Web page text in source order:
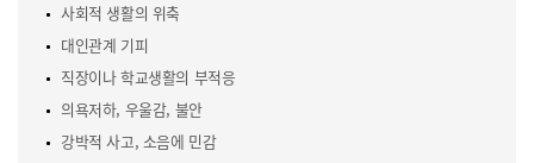
사회적 생활의 위축
대인관계 기피
직장이나 학교생활의 부적응
의욕저하, 우울감, 불안
강박적 사고, 소음에 민감